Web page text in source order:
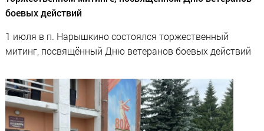
боевых действий
1 июля в п. Нарышкино состоялся торжественный
митинг, посвящённый Дню ветеранов боевых действий